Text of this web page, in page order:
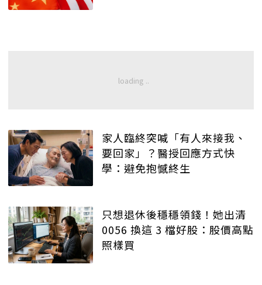
家人臨終突喊「有人來接我、
要回家」？醫授回應方式快
學：避免抱憾終生
只想退休後穩穩領錢！她出清
0056 換這 3 檔好股：股價高點
照樣買